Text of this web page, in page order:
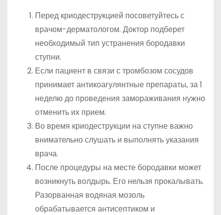
Перед криодеструкцией посоветуйтесь с
врачом-дерматологом. Доктор подберет
необходимый тип устранения бородавки
ступни.
Если пациент в связи с тромбозом сосудов
принимает антикоагулянтные препараты, за 1
неделю до проведения замораживания нужно
отменить их прием.
Во время криодеструкции на ступне важно
внимательно слушать и выполнять указания
врача.
После процедуры на месте бородавки может
возникнуть волдырь. Его нельзя прокалывать.
Разорванная водяная мозоль
обрабатывается антисептиком и